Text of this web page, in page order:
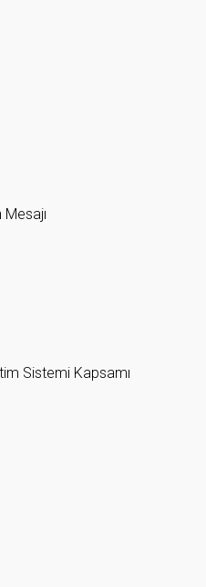
Mesajı
Sistemi Kapsamı